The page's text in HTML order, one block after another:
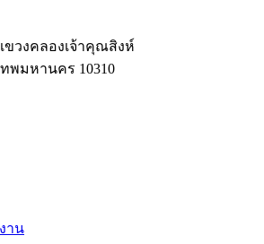
ขวงคลองเจ้าคุณสิงห์
ทพมหานคร 10310
าน